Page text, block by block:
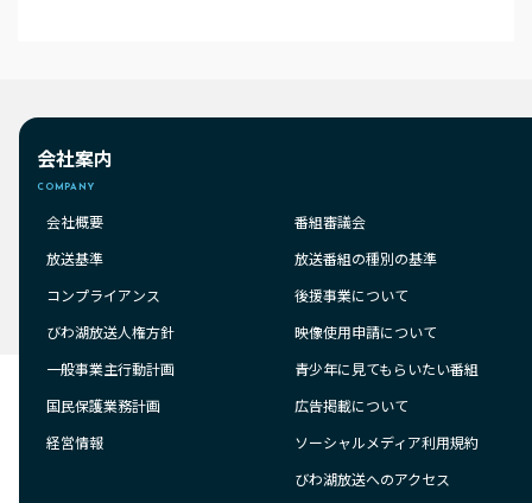
会社案内
COMPANY
会社概要
放送基準
コンプライアンス
びわ湖放送人権方針
一般事業主行動計画
国民保護業務計画
経営情報
番組審議会
放送番組の種別の基準
後援事業について
映像使用申請について
青少年に見てもらいたい番組
広告掲載について
ソーシャルメディア利用規約
びわ湖放送へのアクセス